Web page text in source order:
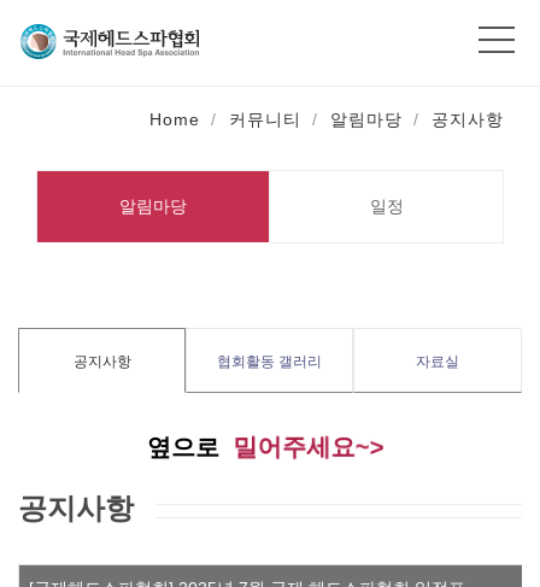
Home 커뮤니티 알림마당 공지사항
알림마당 일정
공지사항 협회활동 갤러리 자료실
옆으로 밀어주세요~>
공지사항